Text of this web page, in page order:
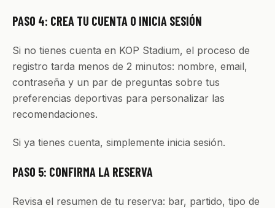
PASO 4: CREA TU CUENTA O INICIA SESIÓN
Si no tienes cuenta en KOP Stadium, el proceso de
registro tarda menos de 2 minutos: nombre, email,
contraseña y un par de preguntas sobre tus
preferencias deportivas para personalizar las
recomendaciones.
Si ya tienes cuenta, simplemente inicia sesión.
PASO 5: CONFIRMA LA RESERVA
Revisa el resumen de tu reserva: bar, partido, tipo de